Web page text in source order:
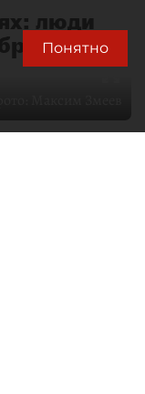
люди
Понятно